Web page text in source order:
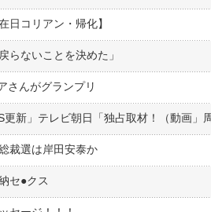
日コリアン・帰化】
らないことを決めた」
さんがグランプリ
裁選は岸田安泰か
セ●︎クス